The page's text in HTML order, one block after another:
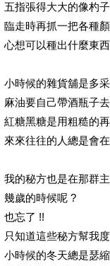
五指張得大大的像杓
臨走時再抓一把各種
心想可以種出什麼東
小時候的雜貨舖是多
麻油要自己帶酒瓶子
紅糖黑糖是用粗糙的
來來往往的人總是會
我的秘方也是在那群
幾歲的時候呢 ?
也忘了 !!
只知道這些秘方幫我
小時候的冬天總是瑟